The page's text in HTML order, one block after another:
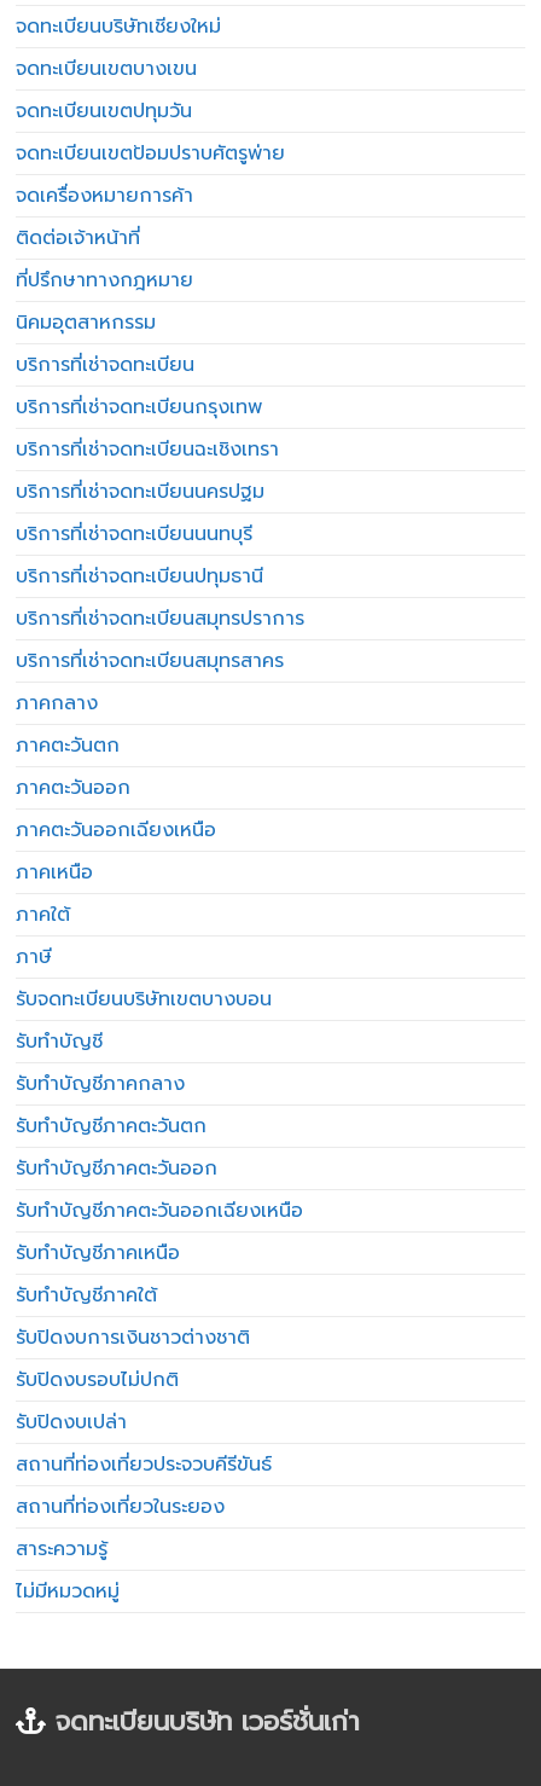
จดทะเบียนบริษัทเชียงใหม่
จดทะเบียนเขตบางเขน
จดทะเบียนเขตปทุมวัน
จดทะเบียนเขตป้อมปราบศัตรูพ่าย
จดเครื่องหมายการค้า
ติดต่อเจ้าหน้าที่
ที่ปรึกษาทางกฎหมาย
นิคมอุตสาหกรรม
บริการที่เช่าจดทะเบียน
บริการที่เช่าจดทะเบียนกรุงเทพ
บริการที่เช่าจดทะเบียนฉะเชิงเทรา
บริการที่เช่าจดทะเบียนนครปฐม
บริการที่เช่าจดทะเบียนนนทบุรี
บริการที่เช่าจดทะเบียนปทุมธานี
บริการที่เช่าจดทะเบียนสมุทรปราการ
บริการที่เช่าจดทะเบียนสมุทรสาคร
ภาคกลาง
ภาคตะวันตก
ภาคตะวันออก
ภาคตะวันออกเฉียงเหนือ
ภาคเหนือ
ภาคใต้
ภาษี
รับจดทะเบียนบริษัทเขตบางบอน
รับทำบัญชี
รับทำบัญชีภาคกลาง
รับทำบัญชีภาคตะวันตก
รับทำบัญชีภาคตะวันออก
รับทำบัญชีภาคตะวันออกเฉียงเหนือ
รับทำบัญชีภาคเหนือ
รับทำบัญชีภาคใต้
รับปิดงบการเงินชาวต่างชาติ
รับปิดงบรอบไม่ปกติ
รับปิดงบเปล่า
สถานที่ท่องเที่ยวประจวบคีรีขันธ์
สถานที่ท่องเที่ยวในระยอง
สาระความรู้
ไม่มีหมวดหมู่
จดทะเบียนบริษัท เวอร์ชั่นเก่า